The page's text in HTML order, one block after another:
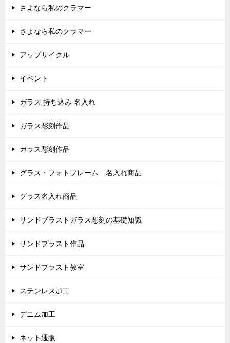
さよなら私のクラマー
さよなら私のクラマー
アップサイクル
イベント
ガラス 持ち込み 名入れ
ガラス彫刻作品
ガラス彫刻作品
グラス・フォトフレーム 名入れ商品
グラス名入れ商品
サンドブラストガラス彫刻の基礎知識
サンドブラスト作品
サンドブラスト教室
ステンレス加工
デニム加工
ネット通販